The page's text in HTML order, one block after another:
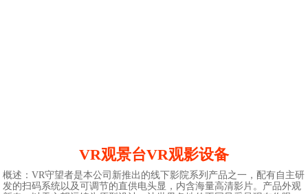
VR观景台VR观影设备
概述：VR守望者是本公司新推出的线下影院系列产品之一，配有自主研
发的扫码系统以及可调节的直供电头显，内含海量高清影片。产品外观